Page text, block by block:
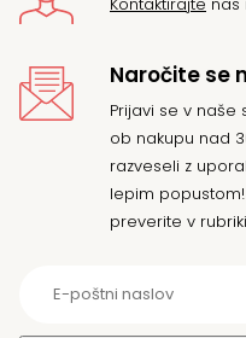
Naročite se
Prijavi se v
ob nakupu nad
razveseli z
lepim
preverite v